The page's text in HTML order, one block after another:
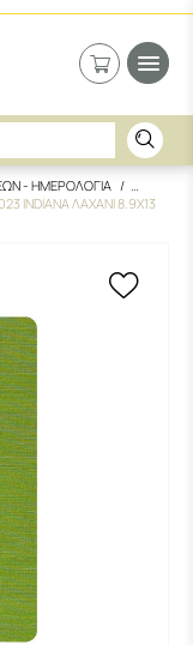
- ΗΜΕΡΟΛΟΓΙΑ
INDIANA ΛΑΧΑΝΙ 8.9Χ13